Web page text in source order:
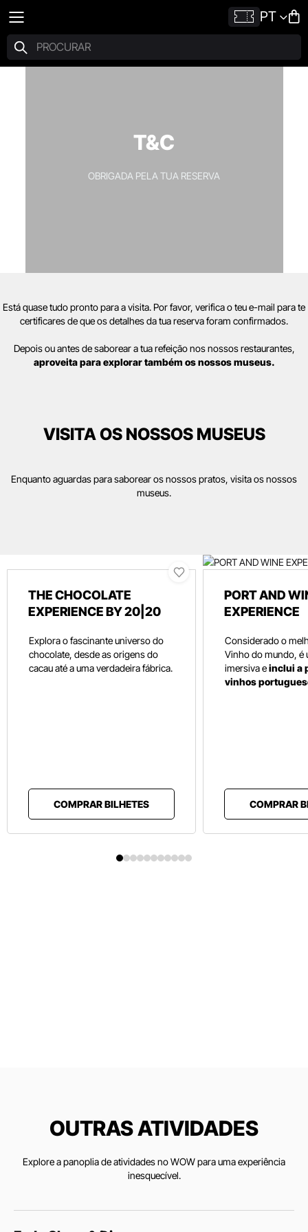
PT
T&C
OBRIGADA PELA TUA RESERVA
Está quase tudo pronto para a visita. Por favor, verifica o teu e-mail para te
certificares de que os detalhes da tua reserva foram confirmados.
Depois ou antes de saborear a tua refeição nos nossos restaurantes,
aproveita para explorar também os nossos museus.
VISITA OS NOSSOS MUSEUS
Enquanto aguardas para saborear os nossos pratos, visita os nossos
museus.
THE CHOCOLATE
EXPERIENCE BY 20|20
Explora o fascinante universo do
chocolate, desde as origens do
cacau até a uma verdadeira fábrica.
COMPRAR BILHETES
PORT AND
EXPERIENCE
Considerado o
Vinho do mundo, é
imersiva einclui a
vinhos
COMPRAR
OUTRAS ATIVIDADES
Explore a panoplia de atividades no WOW para uma experiência
inesquecível.